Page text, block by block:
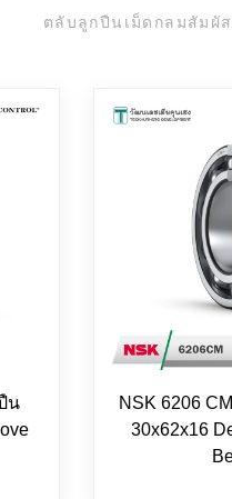
ตลับลูกปืนเม็ดกลมสัมผั
น
NSK 6206
30x62x16